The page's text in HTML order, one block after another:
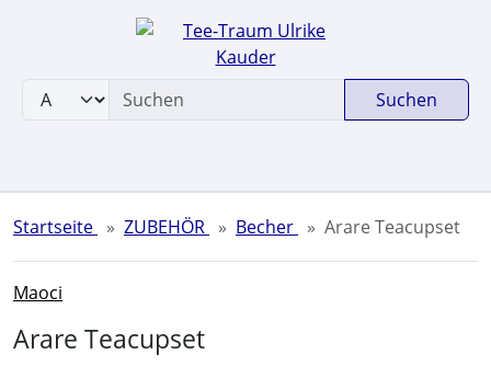
Sprungnavigation
Springe zum Inhalt
Springe zur Navigation
Springe zum Login-Button
Springe zu den allgemeinen Informationen
Suchen
Startseite ZUBEHÖR Becher Arare Teacupset
Maoci
Arare Teacupset